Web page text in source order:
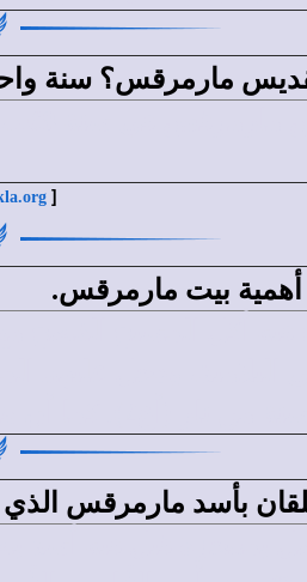
مارمرقس؟ سنة
]
بأسد مارمرقس